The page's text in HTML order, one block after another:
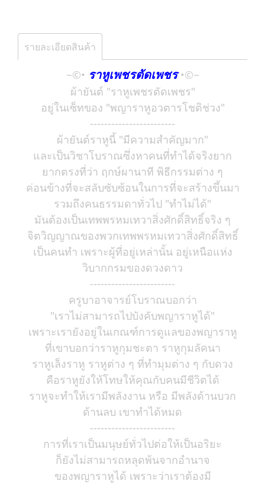
รายละเอียดสินค้า
~©• ราหูเพชรตัดเพชร•©~
ผ้ายันต์ "ราหูเพชรตัดเพชร"
อยู่ในเซ็ทของ "พญาราหูอวตารโชติช่วง"
------------------------
ผ้ายันต์ราหูนี้ "มีความสำคัญมาก"
และเป็นวิชาโบราณซึ่งหาคนที่ทำได้จริงยาก
ยากตรงที่ว่า ฤกษ์ผานาที พิธีกรรมต่าง ๆ
ค่อนข้างที่จะสลับซับซ้อนในการที่จะสร้างขึ้นมา
รวมถึงคนธรรมดาทั่วไป "ทำไม่ได้"
มันต้องเป็นเทพพรหมเทวาสิ่งศักดิ์สิทธิ์จริง ๆ
จิตวิญญาณของพวกเทพพรหมเทวาสิ่งศักดิ์สิทธิ์
เป็นคนทำ เพราะผู้ที่อยู่เหล่านั้น อยู่เหนือแห่ง
วิบากกรมของดวงดาว
------------------------
ครูบาอาจารย์โบราณบอกว่า
"เราไม่สามารถไปบังคับพญาราหูได้"
เพราะเรายังอยู่ในเกณฑ์การดูแลของพญาราหู
ที่เขาบอกว่าราหูกุมชะตา ราหูกุมลัคนา
ราหูเล็งราหู ราหูต่าง ๆ ที่ทำมุมต่าง ๆ กับดวง
คือราหูยังให้โทษให้คุณกับคนมีชีวิตได้
ราหูจะทำให้เรามีพลังงาน หรือ มีพลังด้านบวก
ด้านลบ เขาทำได้หมด
------------------------
การที่เราเป็นมนุษย์ทั่วไปต่อให้เป็นอริยะ
ก็ยังไม่สามารถหลุดพ้นจากอำนาจ
ของพญาราหูได้ เพราะว่าเราต้องมี